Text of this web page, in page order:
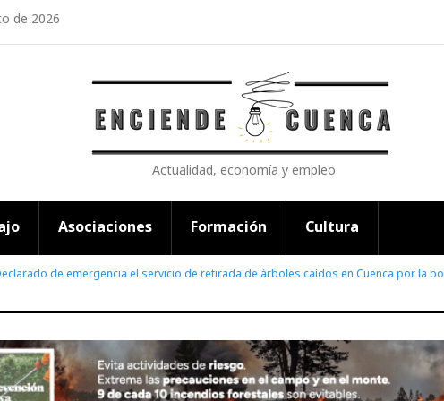
de 2026
Actualidad, economía y empleo
Asociaciones Formación Cultura
de emergencia el servicio de retirada de árboles caídos en Cuenca por la